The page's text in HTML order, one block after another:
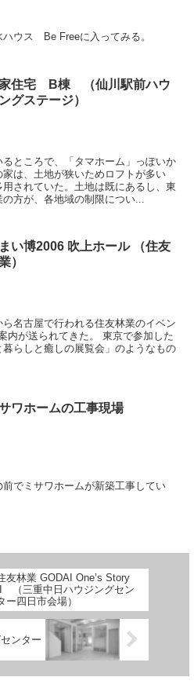
ウス Be Freeに入ってみる。
住宅 B棟 （仙川駅前ハウ
グステージ）
ところで、「タマホーム」っぽいか
は、土地が狭いためロフトが多い
されていた。土地は既にあるし、東
方が、各地域の制限につい...
い博2006 吹上ホール （住友
）
名古屋で行われる住友林業のイベン
内が送られてきた。 東京で参加した
らしと癒しの展覧会」のようなもの
ワホームの工事現場
でミサワホームが新築工事してい
友林業 GODAI One’s Story
II （三重中日ハウジングセン
ー四日市会場）
ンター